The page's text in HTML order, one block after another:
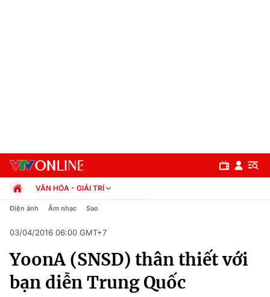
Chuyên mục
Chính trị
VĂN HÓA - GIẢI TRÍ
Chính trị
Pháp luật
Kinh tế
Thể thao
Truyền hình
Điện ảnh Âm nhạc Sao
03/04/2016 06:00 GMT+7
YoonA (SNSD) thân thiết với
bạn diễn Trung Quốc